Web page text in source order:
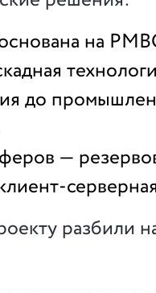
на
до
—
разбили